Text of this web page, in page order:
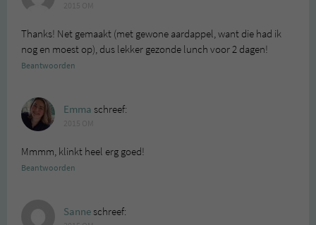
Thanks! Net gemaakt (met gewone aardappel, want die had ik
nog en moest op), dus lekker gezonde lunch voor 2 dagen!
Beantwoorden
Emma schreef:
Mmmm, klinkt heel erg goed!
Beantwoorden
Sanneschreef: